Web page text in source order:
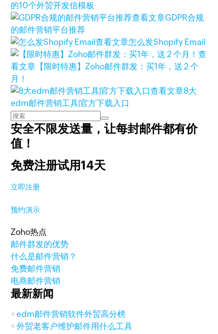
的10个外贸开发信模板
查看文章GDPR合规
的邮件营销平台推荐
查看文章怎么发Shopify Email
查
看文章 【限时特惠】Zoho邮件群发：买1年，送 2 个
月！
查看文章8大
edm邮件营销工具|官方下载入口
安全不限发送量，让每封邮件都有价
值！
免费注册试用14天
立即注册
预约演示
Zoho热点
邮件群发的优势
什么是邮件营销？
免费邮件营销
电商邮件营销
最新新闻
edm邮件营销软件外贸高分榜
外贸老客户维护邮件用什么工具